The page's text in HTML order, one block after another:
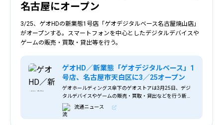
名古屋にオープン
3/25、ゲオHDの新業態1号店「ゲオデジタルベース名古屋焼山店」
がオープンする。スマートフォンを中心としたデジタルデバイスや
ゲームの販売・買取・貸出等を行う。
ゲオHD／新業態「ゲオデジタルベース」1
号店、名古屋市天白区に3／25オープン
ゲオホールディングス傘下のゲオストアは3月25日、デジ
タルデバイスやゲームの販売・買取・貸出などを行う新業
態の1号店「ゲオデジタルベース名古屋焼山店」（名古屋市
天白区）をオープンする。 ＜店舗イメージ
流通ニュース